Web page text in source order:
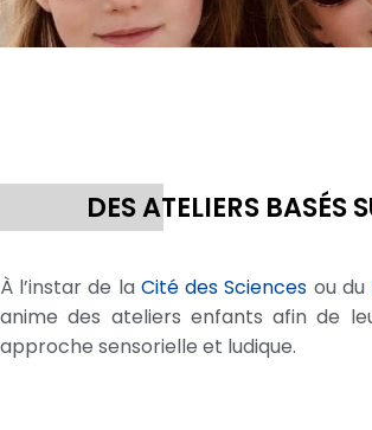
DES ATELIERS BASÉS
À l’instar de la Cité des Sciences ou du
anime des ateliers enfants afin de
approche sensorielle et ludique.